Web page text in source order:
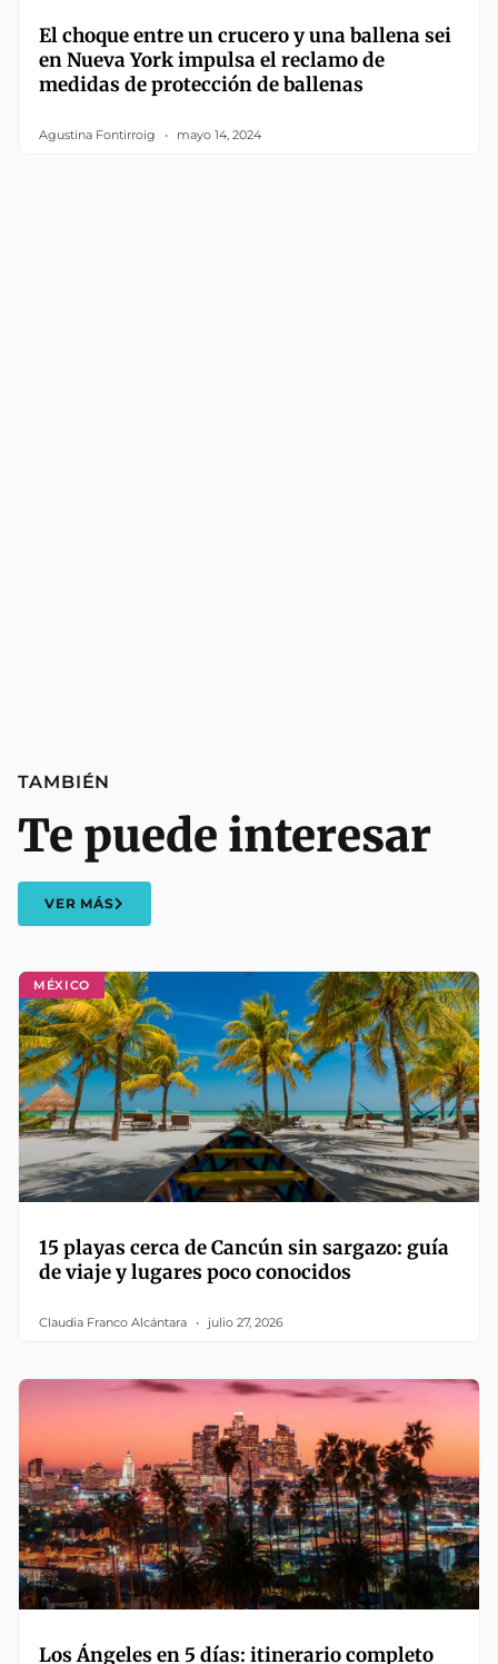
El choque entre un crucero y una ballena sei
en Nueva York impulsa el reclamo de
medidas de protección de ballenas
Agustina Fontirroig mayo 14, 2024
MÉXICO
15 playas cerca de Cancún sin sargazo: guía
de viaje y lugares poco conocidos
Claudia Franco Alcántara julio 27, 2026
Los Ángeles en 5 días: itinerario completo
TAMBIÉN
Te puede interesar
VER MÁS